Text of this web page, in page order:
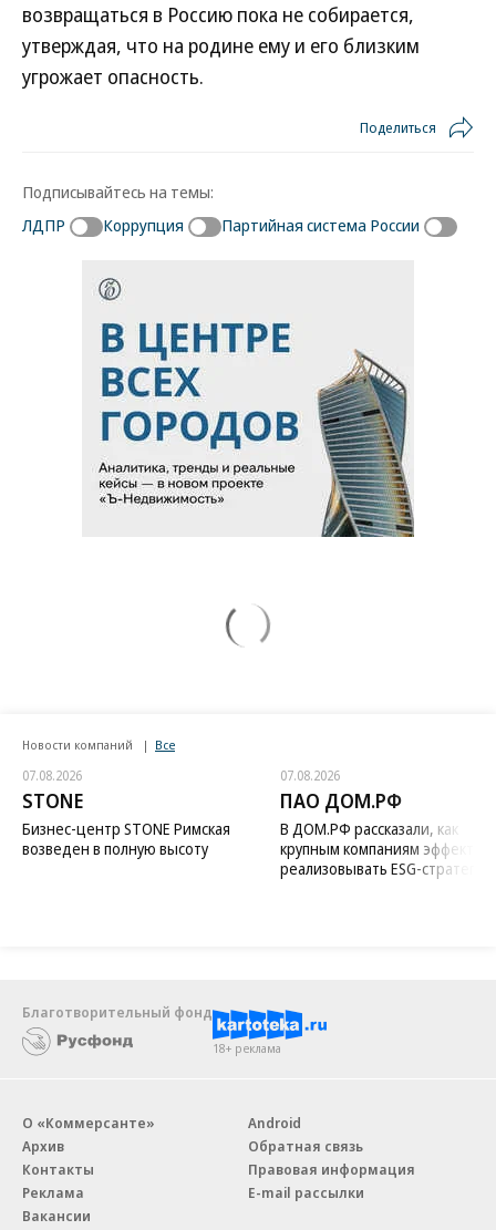
возвращаться в Россию пока не собирается,
утверждая, что на родине ему и его близким
угрожает опасность.
Поделиться
Подписывайтесь на темы:
ЛДПР
Коррупция Партийная система России
Новости компаний Все
07.08.2026
STONE
Бизнес-центр STONE Римская
возведен в полную высоту
07.08.2026
ПАО ДОМ.РФ
В ДОМ.РФ рассказали, как
крупным компаниям
реализовывать ESG-стратегию
Благотворительный фонд
18+ реклама
О «Коммерсанте»
Архив
Контакты
Реклама
Вакансии
Android
Обратная связь
Правовая информация
E-mail рассылки